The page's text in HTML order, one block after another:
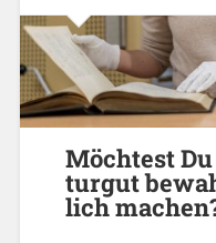
Möch­test
tur­gut
lich